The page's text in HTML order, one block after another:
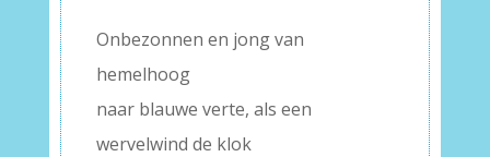
Onbezonnen en jong van
hemelhoog
naar blauwe verte, als een
wervelwind de klok